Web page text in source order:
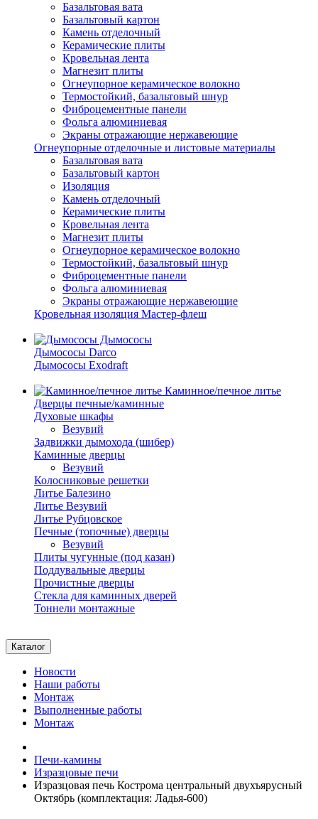
Базальтовая вата
Базальтовый картон
Камень отделочный
Керамические плиты
Кровельная лента
Магнезит плиты
Огнеупорное керамическое волокно
Термостойкий, базальтовый шнур
Фиброцементные панели
Фольга алюминиевая
Экраны отражающие нержавеющие
Огнеупорные отделочные и листовые материалы
Базальтовая вата
Базальтовый картон
Изоляция
Камень отделочный
Керамические плиты
Кровельная лента
Магнезит плиты
Огнеупорное керамическое волокно
Термостойкий, базальтовый шнур
Фиброцементные панели
Фольга алюминиевая
Экраны отражающие нержавеющие
Кровельная изоляция Мастер-флеш
Дымососы
Дымососы Darco
Дымососы Exodraft
Каминное/печное литье
Дверцы печные/каминные
Духовые шкафы
Везувий
Задвижки дымохода (шибер)
Каминные дверцы
Везувий
Колосниковые решетки
Литье Балезино
Литье Везувий
Литье Рубцовское
Печные (топочные) дверцы
Везувий
Плиты чугунные (под казан)
Поддувальные дверцы
Прочистные дверцы
Стекла для каминных дверей
Тоннели монтажные
Каталог
Новости
Наши работы
Монтаж
Выполненные работы
Монтаж
Печи-камины
Изразцовые печи
Изразцовая печь Кострома центральный двухъярусный
Октябрь (комплектация: Ладья-600)